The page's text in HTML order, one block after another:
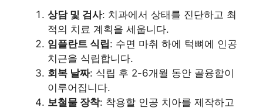
상담 및 검사: 치과에서 상태를 진단하고 최
적의 치료 계획을 세웁니다.
임플란트 식립: 수면 마취 하에 턱뼈에 인공
치근을 식립합니다.
회복 날짜: 식립 후 2-6개월 동안 골융합이
이루어집니다.
보철물 장착: 착용할 인공 치아를 제작하고